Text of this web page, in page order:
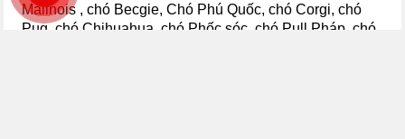
Malinois , chó Becgie, Chó Phú Quốc, chó Corgi, chó
Pug, chó Chihuahua, chó Phốc sóc, chó Pull Pháp, chó